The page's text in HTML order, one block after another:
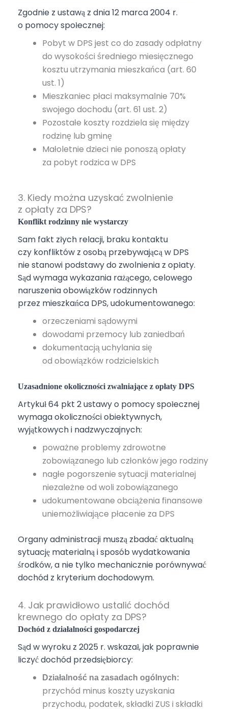
Zgodnie z ustawą z dnia 12 marca 2004 r.
o pomocy społecznej:
Pobyt w DPS jest co do zasady odpłatny
do wysokości średniego miesięcznego
kosztu utrzymania mieszkańca (art. 60
ust. 1)
Mieszkaniec płaci maksymalnie 70%
swojego dochodu (art. 61 ust. 2)
Pozostałe koszty rozdziela się między
rodzinę lub gminę
Małoletnie dzieci nie ponoszą opłaty
za pobyt rodzica w DPS
3. Kiedy można uzyskać zwolnienie
z opłaty za DPS?
Konflikt rodzinny nie wystarczy
Sam fakt złych relacji, braku kontaktu
czy konfliktów z osobą przebywającą w DPS
nie stanowi podstawy do zwolnienia z opłaty.
Sąd wymaga wykazania rażącego, celowego
naruszenia obowiązków rodzinnych
przez mieszkańca DPS, udokumentowanego:
orzeczeniami sądowymi
dowodami przemocy lub zaniedbań
dokumentacją uchylania się
od obowiązków rodzicielskich
Uzasadnione okoliczności zwalniające z opłaty DPS
Artykuł 64 pkt 2 ustawy o pomocy społecznej
wymaga okoliczności obiektywnych,
wyjątkowych i nadzwyczajnych:
poważne problemy zdrowotne
zobowiązanego lub członków jego rodziny
nagłe pogorszenie sytuacji materialnej
niezależne od woli zobowiązanego
udokumentowane obciążenia finansowe
uniemożliwiające płacenie za DPS
Organy administracji muszą zbadać aktualną
sytuację materialną i sposób wydatkowania
środków, a nie tylko mechanicznie porównywać
dochód z kryterium dochodowym.
4. Jak prawidłowo ustalić dochód
krewnego do opłaty za DPS?
Dochód z działalności gospodarczej
Sąd w wyroku z 2025 r. wskazał, jak poprawnie
liczyć dochód przedsiębiorcy:
Działalność na zasadach ogólnych:
przychód minus koszty uzyskania
przychodu, podatek, składki ZUS i składki